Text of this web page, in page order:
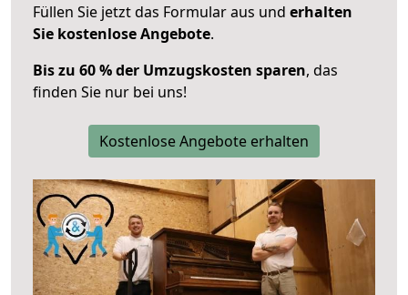
Füllen Sie jetzt das Formular aus und erhalten
Sie kostenlose Angebote.
Bis zu 60 % der Umzugskosten sparen, das
finden Sie nur bei uns!
Kostenlose Angebote erhalten